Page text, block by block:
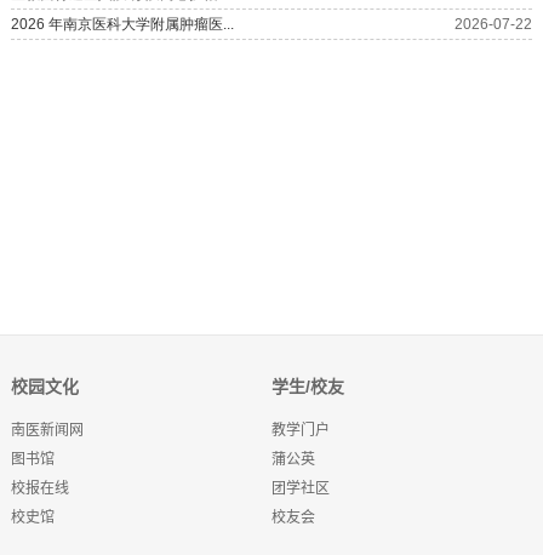
校园文化
南医新闻网
图书馆
校报在线
校史馆
学生/校友
教学门户
蒲公英
团学社区
校友会